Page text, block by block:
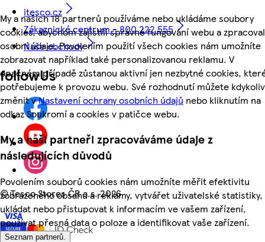
My a našich 18 partnerů používáme nebo ukládáme soubory
cookies, abychom zajistili správné fungování webu a
osobní údaje. Povolením použití všech cookies nám umožníte
zobrazovat například také personalizovanou reklamu. V
opačném případě zůstanou aktivní jen nezbytné cookies,
potřebujeme k provozu webu. Své rozhodnutí můžete kdykoliv
změnit vNastavení ochrany osobních údajů nebo kliknutím na
odkaz Soukromí a cookies v patičce webu.
My a naši partneři zpracováváme údaje z
následujících důvodů
Povolením souborů cookies nám umožníte měřit efektivitu
zobrazeného obsahu a reklamy, vytvářet uživatelské statistiky,
ukládat nebo přistupovat k informacím ve vašem zařízení,
používat přesná data o poloze a identifikovat vaše zařízení.
Seznam partnerů.
itesco.cz
Zákaznické centrum - 800 222 555
Naše obchody
followUs
©Tesco Stores ČR a.s. 2026